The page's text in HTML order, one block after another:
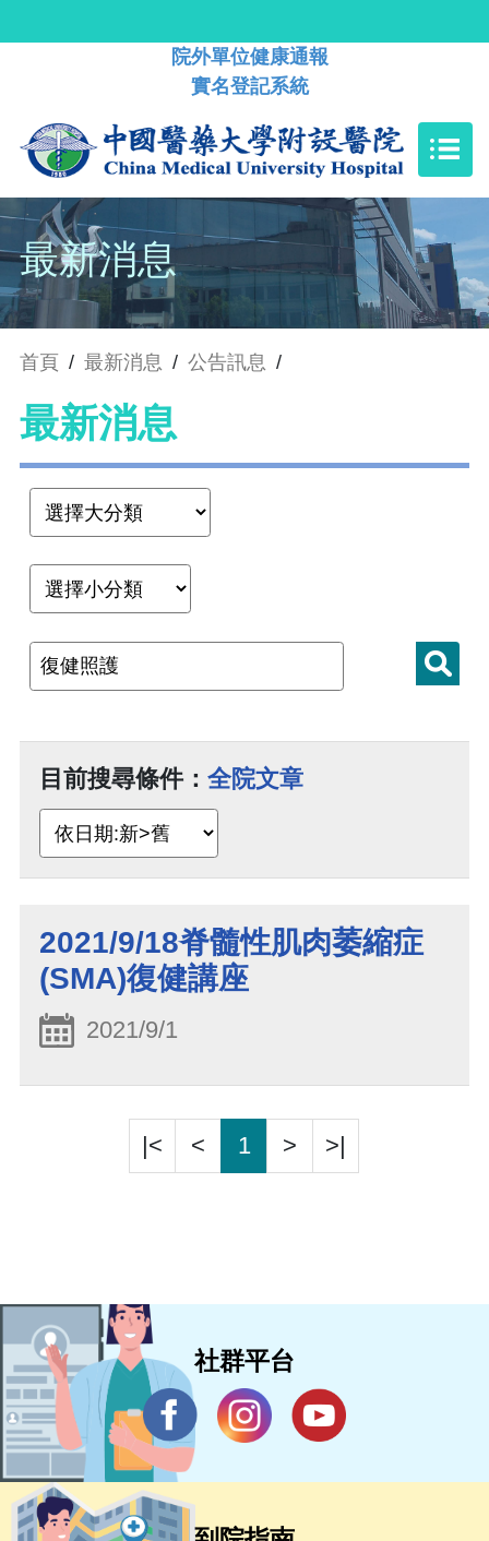
院外單位健康通報
實名登記系統
最新消息
首頁 / 最新消息 / 公告訊息 /
最新消息
目前搜尋條件： 全院文章
2021/9/18脊髓性肌肉萎縮症
(SMA)復健講座
2021/9/1
|< < 1 > >|
社群平台